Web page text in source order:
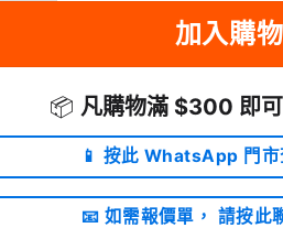
加入購
📦 凡購物滿 $300 即
📱 按此 WhatsApp 門
📧 如需報價單， 請按此